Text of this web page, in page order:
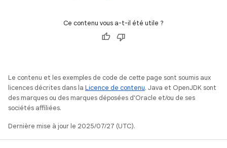
Ce contenu vous a-t-il été utile ?
Le contenu et les exemples de code de cette page sont soumis aux
licences décrites dans la Licence de contenu. Java et OpenJDK sont
des marques ou des marques déposées d'Oracle et/ou de ses
sociétés affiliées.
Dernière mise à jour le 2025/07/27 (UTC).